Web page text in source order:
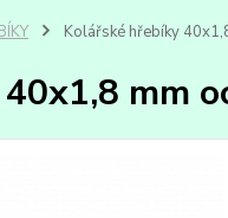
Kolářské hřebíky
mm